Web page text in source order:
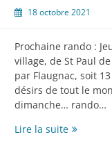
18 octobre 2021
Prochaine rando :
village, de St Paul
par Flaugnac, soit
désirs de tout le
dimanche… rando…
Lire la suiteProchaine